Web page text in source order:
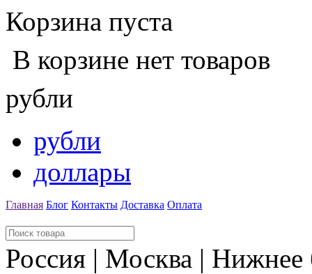
Корзина пуста
В корзине нет товаров
рубли
рубли
доллары
Главная Блог Контакты Доставка Оплата
Россия | Москва |